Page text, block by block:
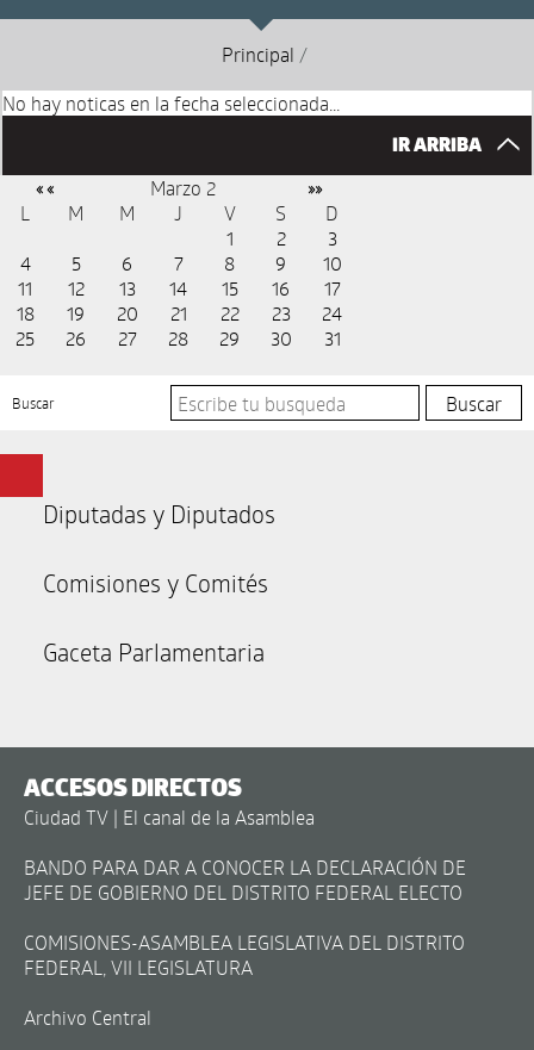
Principal /
No hay noticas en la fecha seleccionada...
IR ARRIBA
« « Marzo 2 »»
L M M J V S
D
1
2
3
4
5 6 7 8 9
10
11
12 13 14 15 16
17
18
19 20 21 22 23
24
25
26 27 28 29 30 31
Buscar
Diputadas y Diputados
Comisiones y Comités
Gaceta Parlamentaria
ACCESOS DIRECTOS
Ciudad TV | El canal de la Asamblea
BANDO PARA DAR A CONOCER LA DECLARACIÓN DE
JEFE DE GOBIERNO DEL DISTRITO FEDERAL ELECTO
COMISIONES-ASAMBLEA LEGISLATIVA DEL DISTRITO
FEDERAL, VII LEGISLATURA
Archivo Central